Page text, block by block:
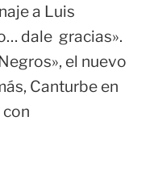
a Luis
dale gracias».
el nuevo
Canturbe en